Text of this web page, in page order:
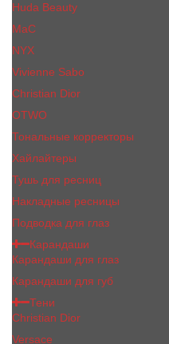
Huda Beauty
МаС
NYX
Vivienne Sabo
Сhristiаn Diоr
OTWO
Тональные корректоры
Хайлайтеры
Тушь для ресниц
Накладные ресницы
Подводка для глаз
Карандаши
Карандаши для глаз
Карандаши для губ
Тени
Christian Dior
Versace